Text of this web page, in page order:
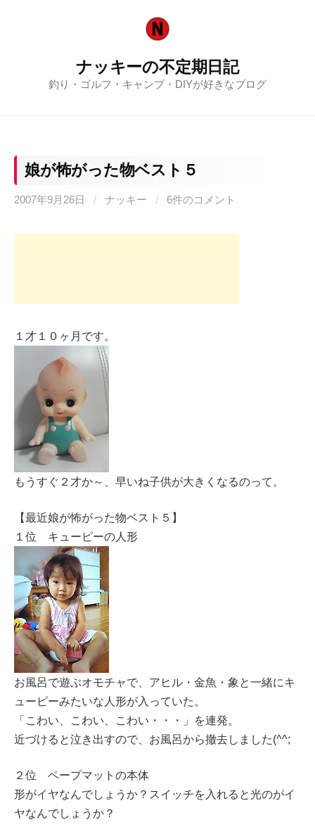
ナッキーの不定期日記
釣り・ゴルフ・キャンプ・DIYが好きなブログ
娘が怖がった物ベスト５
2007年9月26日 / ナッキー / 6件のコメント
１才１０ヶ月です。
もうすぐ２才か～、早いね子供が大きくなるのって。
【最近娘が怖がった物ベスト５】
１位 キューピーの人形
お風呂で遊ぶオモチャで、アヒル・金魚・象と一緒にキ
ューピーみたいな人形が入っていた。
「こわい、こわい、こわい・・・」を連発。
近づけると泣き出すので、お風呂から撤去しました(^^;
２位 ベープマットの本体
形がイヤなんでしょうか？スイッチを入れると光のがイ
ヤなんでしょうか？